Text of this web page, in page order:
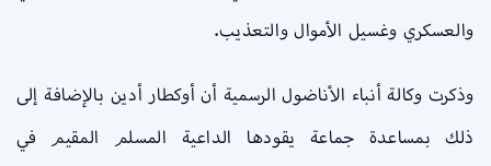
والعسكري وغسيل الأموال والتعذيب.
وذكرت وكالة أنباء الأناضول الرسمية أن أوكطار أدين بالإضافة إلى
ذلك بمساعدة جماعة يقودها الداعية المسلم المقيم في